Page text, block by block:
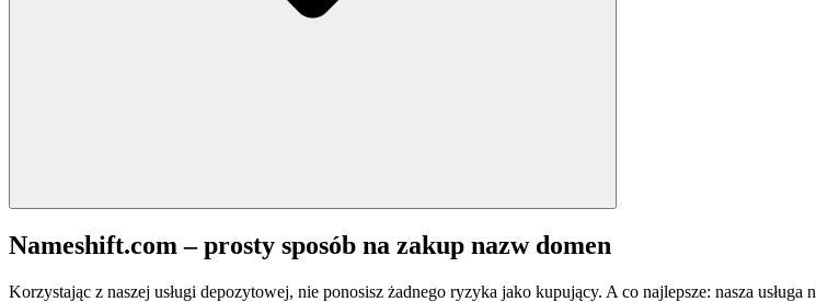
Nameshift.com – prosty sposób na zakup nazw domen
Korzystając z naszej usługi depozytowej, nie ponosisz żadnego ryzyka jako kupujący. A co najlepsze: nasza